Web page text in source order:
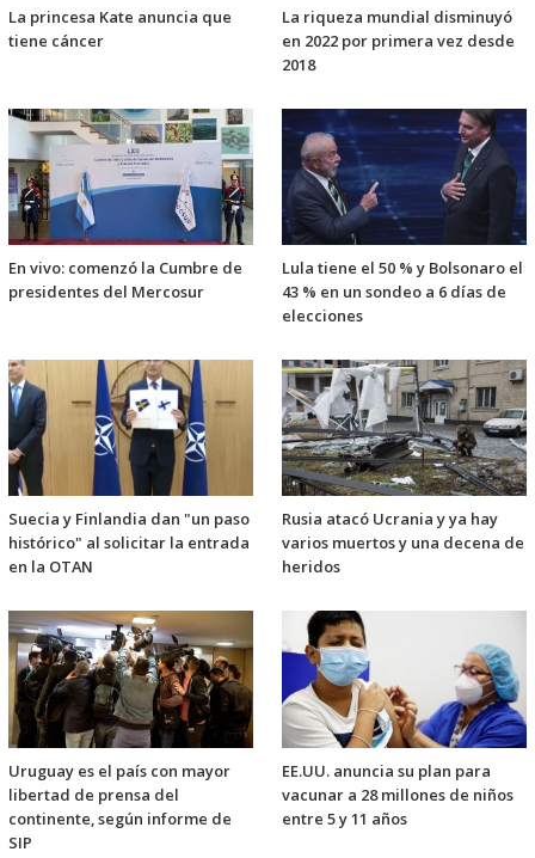
La princesa Kate anuncia que
tiene cáncer
La riqueza mundial disminuyó
en 2022 por primera vez desde
2018
En vivo: comenzó la Cumbre de
presidentes del Mercosur
Lula tiene el 50 % y Bolsonaro el
43 % en un sondeo a 6 días de
elecciones
Suecia y Finlandia dan "un paso
histórico" al solicitar la entrada
en la OTAN
Rusia atacó Ucrania y ya hay
varios muertos y una decena de
heridos
Uruguay es el país con mayor
libertad de prensa del
continente, según informe de
SIP
EE.UU. anuncia su plan para
vacunar a 28 millones de niños
entre 5 y 11 años